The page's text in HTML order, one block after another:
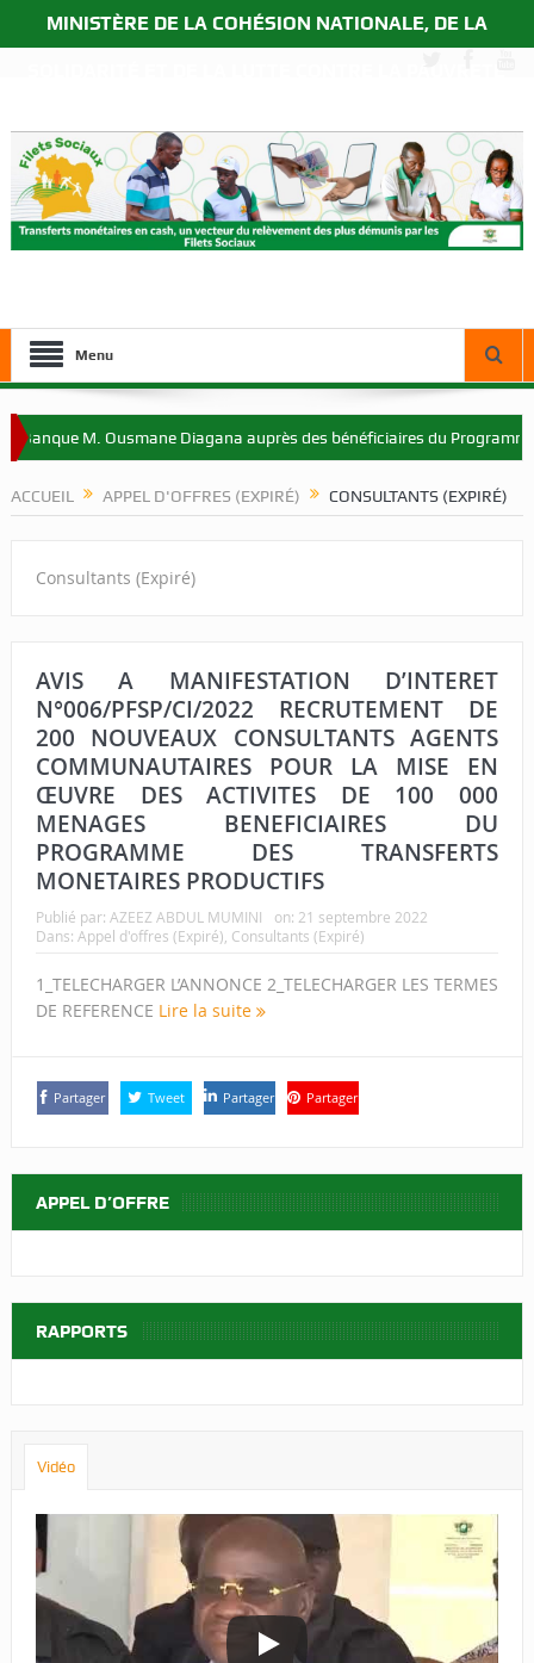
MINISTÈRE DE LA COHÉSION NATIONALE, DE LA
Menu
M. Ousmane Diagana auprès des bénéficiaires du Programme
ACCUEIL APPEL D'OFFRES (EXPIRÉ) CONSULTANTS (EXPIRÉ)
Consultants (Expiré)
AVIS A MANIFESTATION D’INTERET
N°006/PFSP/CI/2022 RECRUTEMENT DE
200 NOUVEAUX CONSULTANTS AGENTS
COMMUNAUTAIRES POUR LA MISE EN
ŒUVRE DES ACTIVITES DE 100 000
MENAGES BENEFICIAIRES DU
PROGRAMME DES TRANSFERTS
MONETAIRES PRODUCTIFS
Publié par: AZEEZ ABDUL MUMINI on: 21 septembre 2022
Dans: Appel d'offres (Expiré), Consultants (Expiré)
1_TELECHARGER L’ANNONCE 2_TELECHARGER LES TERMES
DE REFERENCE Lire la suite
Partager Tweet Partager Partager
APPEL D’OFFRE
RAPPORTS
Vidéo